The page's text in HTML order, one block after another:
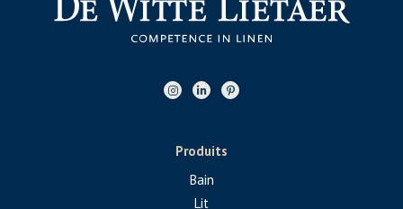
Produits
Bain
Lit